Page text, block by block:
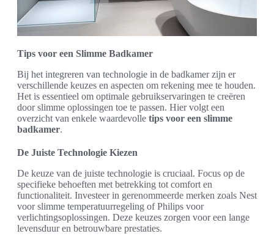
Tips voor een Slimme Badkamer
Bij het integreren van technologie in de badkamer zijn er
verschillende keuzes en aspecten om rekening mee te houden.
Het is essentieel om optimale gebruikservaringen te creëren
door slimme oplossingen toe te passen. Hier volgt een
overzicht van enkele waardevolle tips voor een slimme
badkamer.
De Juiste Technologie Kiezen
De keuze van de juiste technologie is cruciaal. Focus op de
specifieke behoeften met betrekking tot comfort en
functionaliteit. Investeer in gerenommeerde merken zoals Nest
voor slimme temperatuurregeling of Philips voor
verlichtingsoplossingen. Deze keuzes zorgen voor een lange
levensduur en betrouwbare prestaties.